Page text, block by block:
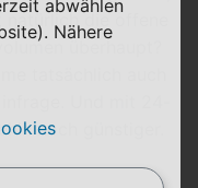
die offene
überhaupt?
tatsächlich auch
Und mit 24-
noch günstiger.
abwählen
Nähere